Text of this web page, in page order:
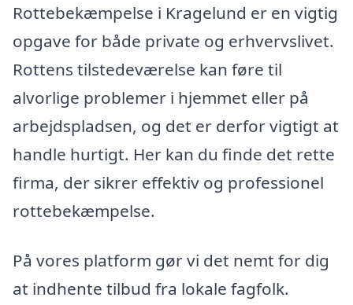
Rottebekæmpelse i Kragelund er en vigtig
opgave for både private og erhvervslivet.
Rottens tilstedeværelse kan føre til
alvorlige problemer i hjemmet eller på
arbejdspladsen, og det er derfor vigtigt at
handle hurtigt. Her kan du finde det rette
firma, der sikrer effektiv og professionel
rottebekæmpelse.
På vores platform gør vi det nemt for dig
at indhente tilbud fra lokale fagfolk.